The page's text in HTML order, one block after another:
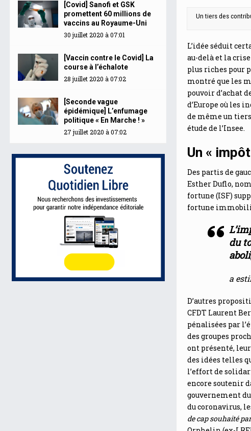
Un tiers des
L’idée séduit
au-delà et la
plus riches pour
montré que les
pouvoir d’achat
d’Europe où les
de même un
étude de l’Insee.
Un «
Des partis de
Esther Duflo,
fortune (ISF)
fortune
du
aboli
a
D’autres
CFDT Laurent
pénalisées par
des groupes
ont présenté,
des idées telles
l’effort de
encore soutenir
gouvernement
du coronavirus,
de cap souhaité
[Covid] Sanofi et GSK
promettent 60 millions de
vaccins au Royaume-Uni
30 juillet 2020 à 07:01
[Vaccin contre le Covid] La
course à l’échalote
28 juillet 2020 à 07:02
[Seconde vague
épidémique] L’enfumage
politique « En Marche ! »
27 juillet 2020 à 07:02